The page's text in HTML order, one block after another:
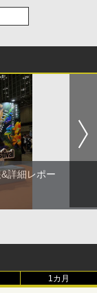
詳細レポー
1カ月